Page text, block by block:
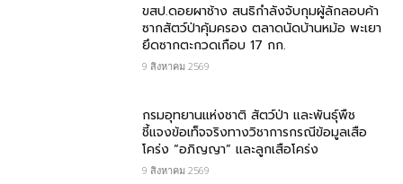
ขสป.ดอยผาช้าง สนธิกำลังจับกุมผู้ลักลอบค้า
ซากสัตว์ป่าคุ้มครอง ตลาดนัดบ้านหม้อ พะเยา
ยึดซากตะกวดเกือบ 17 กก.
9 สิงหาคม 2569
กรมอุทยานแห่งชาติ สัตว์ป่า และพันธุ์พืช​
ชี้แจงข้อเท็จจริงทางวิชาการกรณีข้อมูลเสือ
โคร่ง “อภิญญา” และลูกเสือโคร่ง
9 สิงหาคม 2569